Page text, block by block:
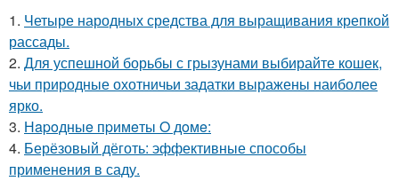
1. Четыре народных средства для выращивания крепкой
рассады.
2. Для успешной борьбы с грызунами выбирайте кошек,
чьи природные охотничьи задатки выражены наиболее
ярко.
3. Нapoдныe пpимeты O дoмe:
4. Берёзовый дёготь: эффективные способы
применения в саду.